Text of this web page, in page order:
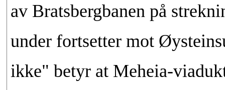
av Bratsbergbanen på
under fortsetter mot
ikke" betyr at Meheia-